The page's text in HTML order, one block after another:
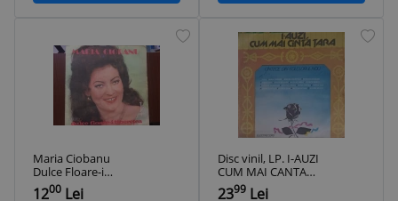
Maria Ciobanu
Dulce Floare-i
Tineretea disc vinyl
1200 Lei
Disc vinil, LP. I-AUZI
CUM MAI CANTA
TARA-COLECTIV-
2399 Lei